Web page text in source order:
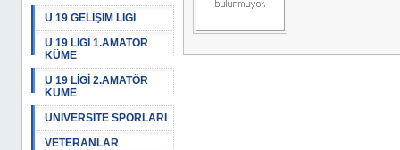
U 19 GELİŞİM LİGİ
U 19 LİGİ 1.AMATÖR
KÜME
U 19 LİGİ 2.AMATÖR
KÜME
ÜNİVERSİTE SPORLARI
VETERANLAR